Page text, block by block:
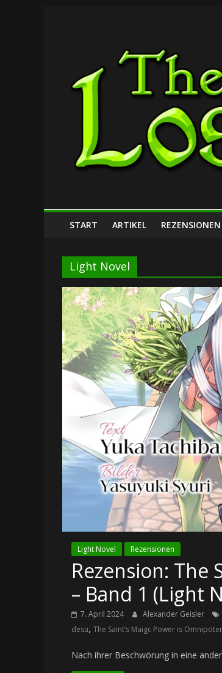
Lost
Dungeon
START ARTIKEL REZENSIONEN
Light Novel
Light Novel Rezensionen
Rezension: The
– Band 1 (Light
7. April 2024 Alexander Geisler
desu, The Saint’s Maigc Power is
Nach ihrer Beschwörung in eine